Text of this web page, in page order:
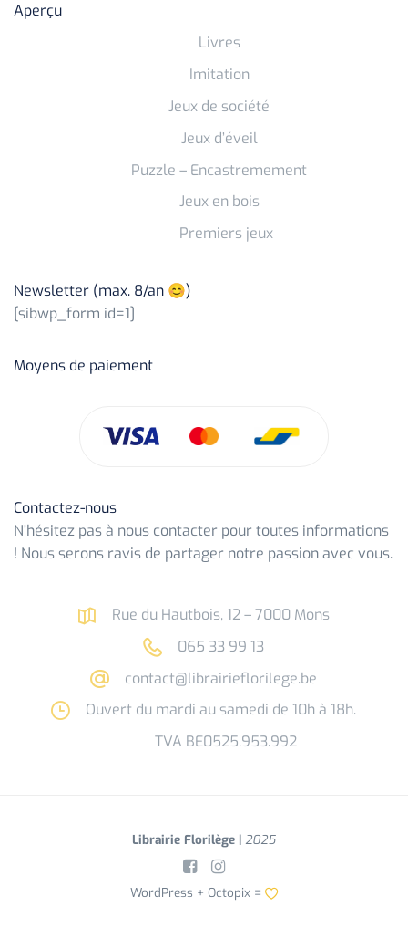
Aperçu
Livres
Imitation
Jeux de société
Jeux d’éveil
Puzzle – Encastremement
Jeux en bois
Premiers jeux
Newsletter (max. 8/an 😊)
[sibwp_form id=1]
Moyens de paiement
Contactez-nous
N’hésitez pas à nous contacter pour toutes informations
! Nous serons ravis de partager notre passion avec vous.
Rue du Hautbois, 12 – 7000 Mons
065 33 99 13
contact@librairieflorilege.be
Ouvert du mardi au samedi de 10h à 18h.
TVA BE0525.953.992
Librairie Florilège | 2025
WordPress + Octopix=